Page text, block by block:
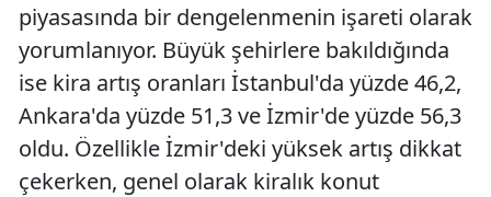
piyasasında bir dengelenmenin işareti olarak
yorumlanıyor. Büyük şehirlere bakıldığında
ise kira artış oranları İstanbul'da yüzde 46,2,
Ankara'da yüzde 51,3 ve İzmir'de yüzde 56,3
oldu. Özellikle İzmir'deki yüksek artış dikkat
çekerken, genel olarak kiralık konut